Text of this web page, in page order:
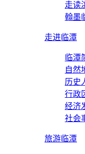
走读
翰墨
走进临潭
临潭
自然
历史
行政
经济
社会
旅游临潭